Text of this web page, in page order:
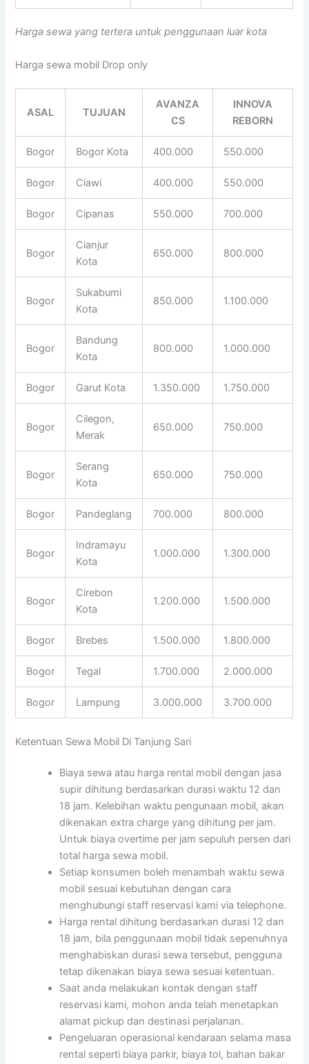
Harga sewa yang tertera untuk penggunaan luar kota
Harga sewa mobil Drop only
ASAL TUJUAN
AVANZA
CS
INNOVA
REBORN
Bogor Bogor Kota 400.000 550.000
Bogor Ciawi 400.000 550.000
Bogor Cipanas 550.000 700.000
Bogor
Cianjur
Kota
650.000 800.000
Bogor
Sukabumi
Kota
850.000 1.100.000
Bogor
Bandung
Kota
800.000 1.000.000
Bogor Garut Kota 1.350.000 1.750.000
Bogor
Cilegon,
Merak
650.000 750.000
Bogor
Serang
Kota
650.000 750.000
Bogor Pandeglang 700.000 800.000
Bogor
Indramayu
Kota
1.000.000 1.300.000
Bogor
Cirebon
Kota
1.200.000 1.500.000
Bogor Brebes 1.500.000 1.800.000
Bogor Tegal 1.700.000 2.000.000
Bogor Lampung 3.000.000 3.700.000
Ketentuan Sewa Mobil Di Tanjung Sari
Biaya sewa atau harga rental mobil dengan jasa
supir dihitung berdasarkan durasi waktu 12 dan
18 jam. Kelebihan waktu pengunaan mobil, akan
dikenakan extra charge yang dihitung per jam.
Untuk biaya overtime per jam sepuluh persen dari
total harga sewa mobil.
Setiap konsumen boleh menambah waktu sewa
mobil sesuai kebutuhan dengan cara
menghubungi staff reservasi kami via telephone.
Harga rental dihitung berdasarkan durasi 12 dan
18 jam, bila penggunaan mobil tidak sepenuhnya
menghabiskan durasi sewa tersebut, pengguna
tetap dikenakan biaya sewa sesuai ketentuan.
Saat anda melakukan kontak dengan staff
reservasi kami, mohon anda telah menetapkan
alamat pickup dan destinasi perjalanan.
Pengeluaran operasional kendaraan selama masa
rental seperti biaya parkir, biaya tol, bahan bakar